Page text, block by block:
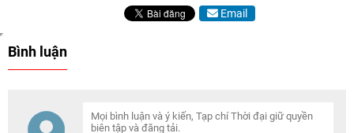
Email
Bình luận